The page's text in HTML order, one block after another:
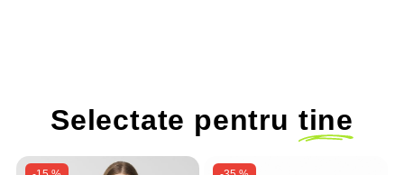
Selectate pentru tine